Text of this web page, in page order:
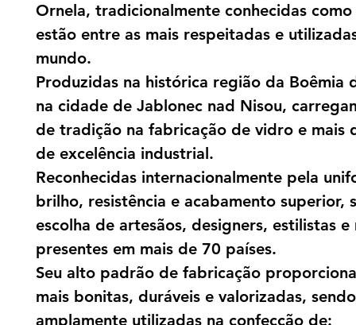
Ornela, tradicionalmente conhecidas
estão entre as mais respeitadas e
mundo.
Produzidas na histórica região da Boêmia
na cidade de Jablonec nad Nisou,
de tradição na fabricação de vidro e mais
de excelência industrial.
Reconhecidas internacionalmente pela
brilho, resistência e acabamento superior,
escolha de artesãos, designers, estilistas e
presentes em mais de 70 países.
Seu alto padrão de fabricação
mais bonitas, duráveis e valorizadas, sendo
amplamente utilizadas na confecção de: